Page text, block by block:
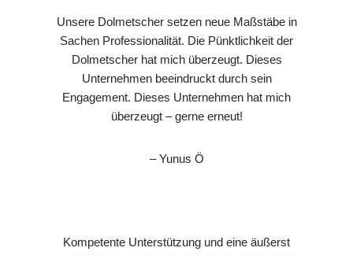
Unsere Dolmetscher setzen neue Maßstäbe in
Sachen Professionalität. Die Pünktlichkeit der
Dolmetscher hat mich überzeugt. Dieses
Unternehmen beeindruckt durch sein
Engagement. Dieses Unternehmen hat mich
überzeugt – gerne erneut!
– Yunus Ö
Kompetente Unterstützung und eine äußerst